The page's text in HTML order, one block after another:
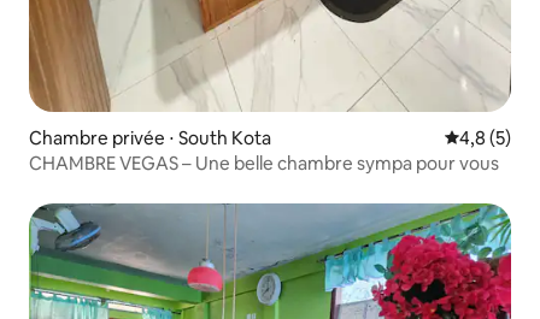
Chambre privée ⋅ South Kota Évaluation
4,8 (5)
CHAMBRE VEGAS – Une belle chambre sympa pour vous